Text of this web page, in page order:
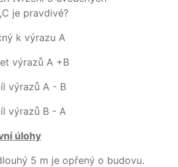
je pravdivé?
k výrazu A
výrazů A +B
výrazů A - B
výrazů B - A
úlohy
5 m je opřený o budovu.